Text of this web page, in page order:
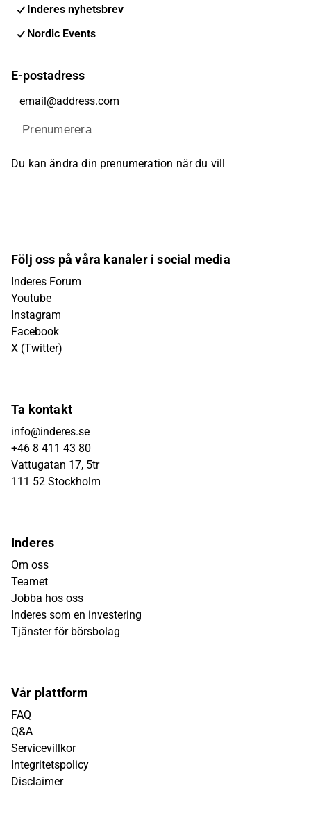
Inderes nyhetsbrev
Nordic Events
E-postadress
Prenumerera
Du kan ändra din prenumeration när du vill
Följ oss på våra kanaler i social media
Inderes Forum
Youtube
Instagram
Facebook
X (Twitter)
Ta kontakt
info@inderes.se
+46 8 411 43 80
Vattugatan 17, 5tr
111 52 Stockholm
Inderes
Om oss
Teamet
Jobba hos oss
Inderes som en investering
Tjänster för börsbolag
Vår plattform
FAQ
Q&A
Servicevillkor
Integritetspolicy
Disclaimer